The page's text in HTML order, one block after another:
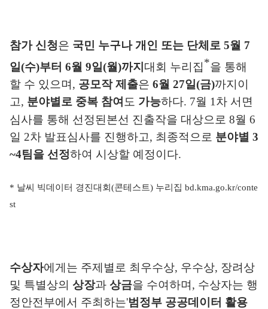
참가 신청은 국민 누구나 개인 또는 단체로 5월 7
일(수)부터 6월 9일(월)까지 대회 누리집*을 통해
할 수 있으며, 공모작 제출은 6월 27일(금)까지이
고, 분야별로 중복 참여 도 가능하다. 7월 1 차 서면
심사를 통해 선정된본선 진출작을 대상으로 8월 6
일 2차 발표심사를 진행하고, 최종적으로 분야별 3
~4팀을 선정하여 시상할 예정이다.
* 날씨 빅데이터 경진대회 (콘테스트) 누리집 bd.kma.go.kr/conte
st
수상자에게는 주제별로 최우수상, 우수상, 장려상
및 특별상의 상장과 상금을 수여하며, 수상자는 행
정안전부에서 주최하는'범정부 공공데이터 활용